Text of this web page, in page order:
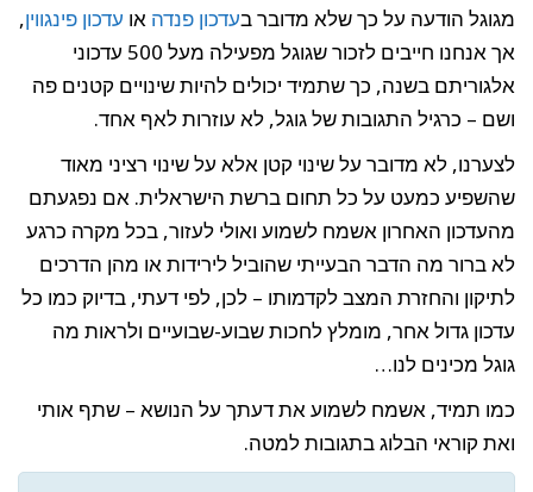
מגוגל הודעה על כך שלא מדובר בעדכון פנדה או עדכון פינגווין,
אך אנחנו חייבים לזכור שגוגל מפעילה מעל 500 עדכוני
אלגוריתם בשנה, כך שתמיד יכולים להיות שינויים קטנים פה
ושם – כרגיל התגובות של גוגל, לא עוזרות לאף אחד.
לצערנו, לא מדובר על שינוי קטן אלא על שינוי רציני מאוד
שהשפיע כמעט על כל תחום ברשת הישראלית. אם נפגעתם
מהעדכון האחרון אשמח לשמוע ואולי לעזור, בכל מקרה כרגע
לא ברור מה הדבר הבעייתי שהוביל לירידות או מהן הדרכים
לתיקון והחזרת המצב לקדמותו – לכן, לפי דעתי, בדיוק כמו כל
עדכון גדול אחר, מומלץ לחכות שבוע-שבועיים ולראות מה
גוגל מכינים לנו…
כמו תמיד, אשמח לשמוע את דעתך על הנושא – שתף אותי
ואת קוראי הבלוג בתגובות למטה.